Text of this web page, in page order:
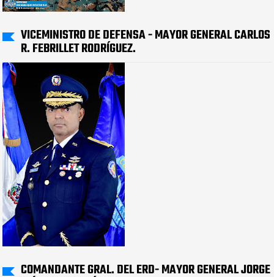
VICEMINISTRO DE DEFENSA - MAYOR GENERAL CARLOS
R. FEBRILLET RODRÍGUEZ.
COMANDANTE GRAL. DEL ERD- MAYOR GENERAL JORGE